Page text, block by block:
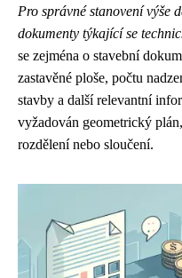
Pro správné stanovení výše
dokumenty týkající se
se zejména o stavební
zastavěné ploše, počtu
stavby a další relevantní
vyžadován geometrický
rozdělení nebo sloučení.